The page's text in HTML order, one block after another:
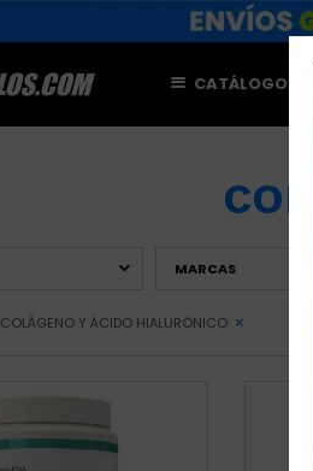
CATÁLOGO
MARCAS
COLÁGENO Y ÁCIDO HIALURÓNICO